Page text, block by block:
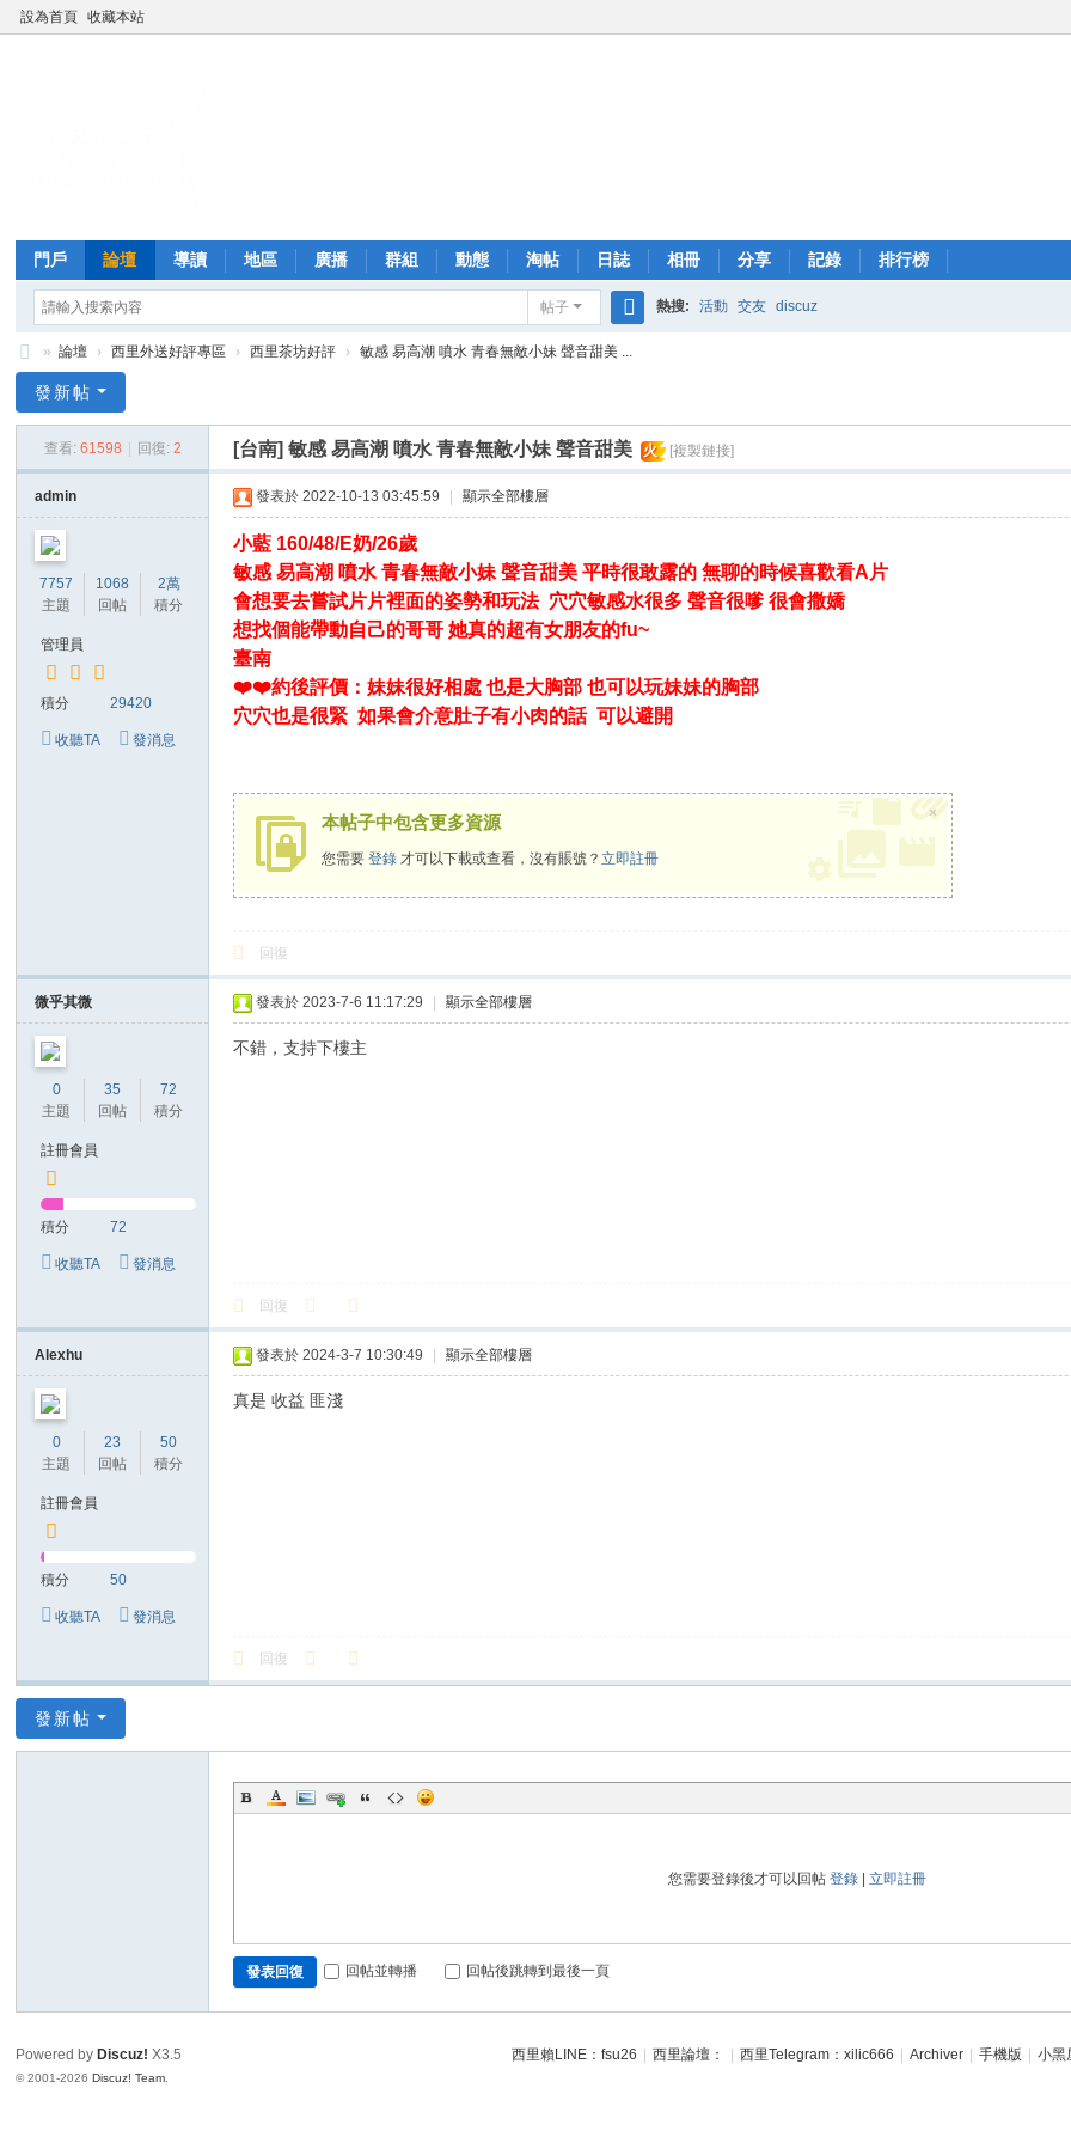
設為首頁 收藏本站
門戶 論壇 導讀 地區 廣播 群組 動態 淘帖 日誌 相冊 分享 記錄 排行榜
帖子 熱搜: 活動 交友 discuz
西
里
送
茶
» 論壇 › 西里外送好評專區 › 西里茶坊好評 › 敏感 易高潮 噴水 青春無敵小妹 聲音甜美 ...
發新帖
查看: 61598 回復: 2 [台南]敏感 易高潮 噴水 青春無敵小妹 聲音甜美 火 [複製鏈接]
admin
7757
主題
1068
回帖
2萬
積分
管理員
積分 29420
收聽TA 發消息
發表於 2022-10-13 03:45:59 顯示全部樓層
小藍 160/48/E奶/26歲
敏感 易高潮 噴水 青春無敵小妹 聲音甜美 平時很敢露的 無聊的時候喜歡看A片
會想要去嘗試片片裡面的姿勢和玩法 穴穴敏感水很多 聲音很嗲 很會撒嬌
想找個能帶動自己的哥哥 她真的超有女朋友的fu~
臺南
❤️❤️約後評價：妹妹很好相處 也是大胸部 也可以玩妹妹的胸部
穴穴也是很緊 如果會介意肚子有小肉的話 可以避開
本帖子中包含更多資源
您需要登錄 才可以下載或查看，沒有賬號？立即註冊
×
回復
微乎其微
0
主題
35
回帖
72
積分
註冊會員
積分 72
收聽TA 發消息
發表於 2023-7-6 11:17:29 顯示全部樓層
不錯，支持下樓主
回復
Alexhu
0
主題
23
回帖
50
積分
註冊會員
積分 50
收聽TA 發消息
發表於 2024-3-7 10:30:49 顯示全部樓層
真是 收益 匪淺
回復
發新帖
您需要登錄後才可以回帖登錄 |立即註冊
發表回復 回帖並轉播 回帖後跳轉到最後一頁
西里賴LINE：fsu26 西里論壇： 西里Telegram：xilic666 Archiver 手機版 小黑
Powered by Discuz! X3.5
© 2001-2026Discuz! Team